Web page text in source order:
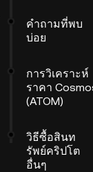
คำถามที่พบ
บ่อย
การวิเคราะห์
ราคา
(ATOM)
วิธีซื้อสินท
รัพย์คริปโต
อื่นๆ